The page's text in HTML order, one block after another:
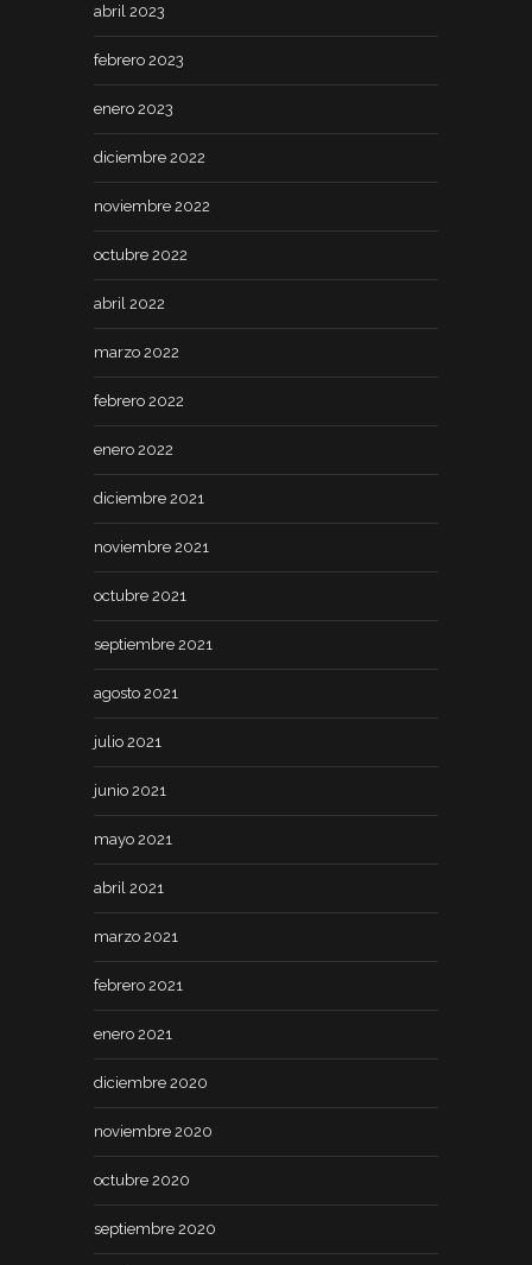
abril 2023
febrero 2023
enero 2023
diciembre 2022
noviembre 2022
octubre 2022
abril 2022
marzo 2022
febrero 2022
enero 2022
diciembre 2021
noviembre 2021
octubre 2021
septiembre 2021
agosto 2021
julio 2021
junio 2021
mayo 2021
abril 2021
marzo 2021
febrero 2021
enero 2021
diciembre 2020
noviembre 2020
octubre 2020
septiembre 2020